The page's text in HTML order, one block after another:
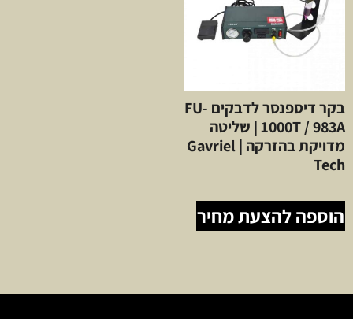
בקר דיספנסר לדבקים FU-
1000T / 983A | שליטה
מדויקת בהזרקה | Gavriel
Tech
הוספה להצעת מחיר